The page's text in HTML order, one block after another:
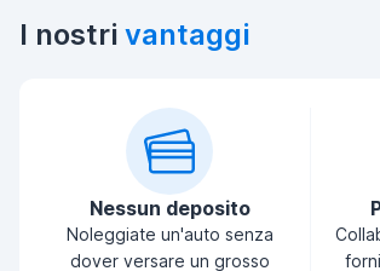
I nostri vantaggi
Nessun deposito
Noleggiate un'auto senza
dover versare un grosso